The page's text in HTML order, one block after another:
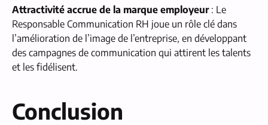
Attractivité accrue de la marque employeur: Le
Responsable Communication RH joue un rôle clé dans
l’amélioration de l’image de l’entreprise, en développant
des campagnes de communication qui attirent les talents
et les fidélisent.
Conclusion